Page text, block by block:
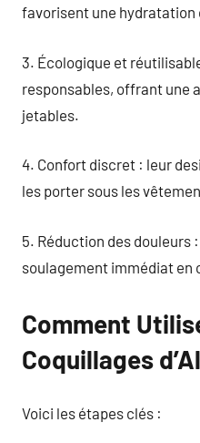
favorisent une hydratation
3. Écologique et
responsables, offrant une
jetables.
4. Confort discret : leur
les porter sous les
5. Réduction des douleurs
soulagement immédiat en
Comment
Coquillages
Voici les étapes clés :